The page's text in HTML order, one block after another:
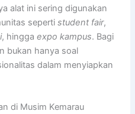
alat ini sering digunakan
sepertistudent fair,
, hinggaexpo kampus. Bagi
bukan hanya soal
dalam menyiapkan
di Musim Kemarau